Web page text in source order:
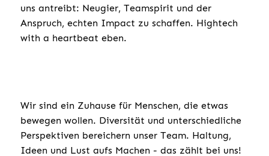
uns antreibt: Neugier, Teamspirit und der
Anspruch, echten Impact zu schaffen. Hightech
with a heartbeat eben.
Wir sind ein Zuhause für Menschen, die etwas
bewegen wollen. Diversität und unterschiedliche
Perspektiven bereichern unser Team. Haltung,
Ideen und Lust aufs Machen - das zählt bei uns!